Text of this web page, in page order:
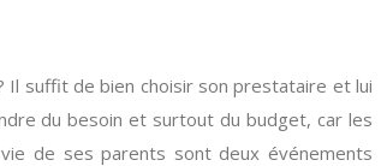
Il suffit de bien choisir son prestataire et lui
du besoin et surtout du budget, car les
de ses parents sont deux événements